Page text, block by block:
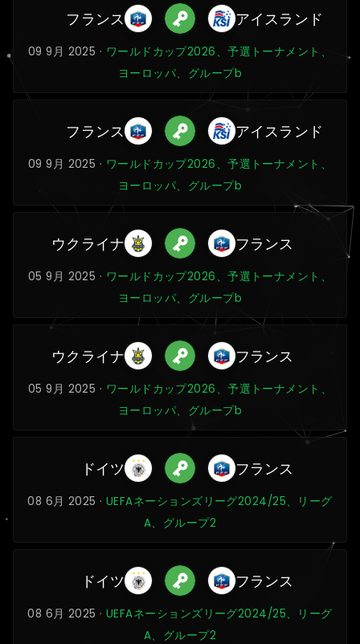
フランス アイスランド
09 9月 2025 · ワールドカップ2026、予選トーナメント、
ヨーロッパ、グループb
フランス アイスランド
09 9月 2025 · ワールドカップ2026、予選トーナメント、
ヨーロッパ、グループb
ウクライナ フランス
05 9月 2025 · ワールドカップ2026、予選トーナメント、
ヨーロッパ、グループb
ウクライナ フランス
05 9月 2025 · ワールドカップ2026、予選トーナメント、
ヨーロッパ、グループb
ドイツ フランス
08 6月 2025 ·UEFAネーションズリーグ2024/25、リーグ
A、グループ2
ドイツ フランス
08 6月 2025 ·UEFAネーションズリーグ2024/25、リーグ
A、グループ2